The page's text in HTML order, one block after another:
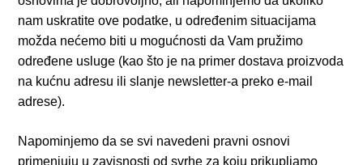
nam uskratite ove podatke, u određenim situacijama
možda nećemo biti u mogućnosti da Vam pružimo
određene usluge (kao što je na primer dostava proizvoda
na kućnu adresu ili slanje newsletter-a preko e-mail
adrese).
Napominjemo da se svi navedeni pravni osnovi
primenjuju u zavisnosti od svrhe za koju prikupljamo